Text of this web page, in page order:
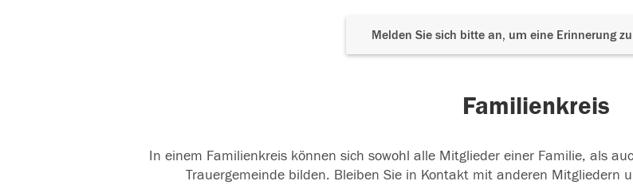
Melden Sie sich bitte an, um eine Erinnerung
Familienkreis
In einem Familienkreis können sich sowohl alle Mitglieder einer Familie, als
Trauergemeinde bilden. Bleiben Sie in Kontakt mit anderen Mitgliedern